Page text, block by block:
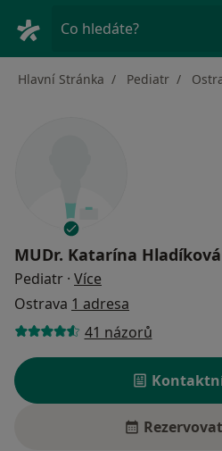
Co hledáte?
Hlavní Stránka Pediatr
MUDr. Katarína Hladíková
Pediatr · Více
Ostrava 1 adresa
41 názorů